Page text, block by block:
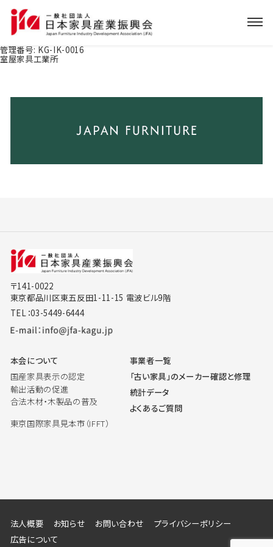
管理番号: KG-IK-0016
室屋家具工業所
〒141-0022
東京都品川区東五反田1-11-15 電波ビル9階
TEL：03-5449-6444
本会について
国産家具表示の認定
輸出活動の促進
合法木材・木製品の普及
東京国際家具見本市（IFFT）
事業者一覧
「古い家具」のメーカー確認と修理
統計データ
よくあるご質問
法人概要 お知らせ お問い合わせ
プライバシーポリシー
広告について